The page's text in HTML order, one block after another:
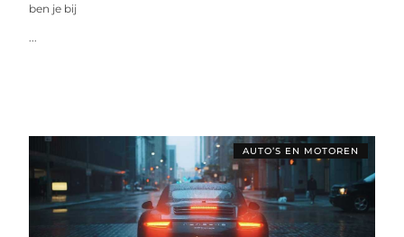
ben je bij
...
AUTO’S EN MOTOREN